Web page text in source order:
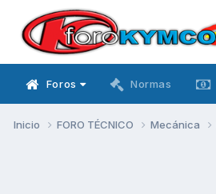
Foros Normas
Inicio FORO TÉCNICO Mecánica